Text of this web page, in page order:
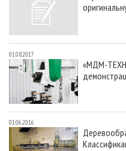
СУШКА ДРЕВЕСИНЫ
ПРОИЗВОДСТВО
ДЕРЕВЯННОЕ
ПРОИЗВОДСТВО МЕБЕЛИ
БИОЭНЕРГЕТИКА
ЦБП
ИНСТРУМЕНТ И
ПЕРСОНЫ
МОБИЛЬНЫЕ ВЫСТАВКИ
ПРИОРИТЕТНЫЕ
RUSSIAN FORESTRY REVIEW
ГАЗЕТА ЛЕСПРОМФОРУМ
БИБЛИОТЕКА
КОНТАКТЫ
РЕКЛАМА
01.08.2017
«МДМ-
01.06.2016